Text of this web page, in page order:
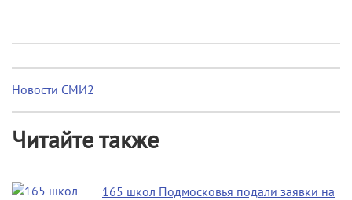
Новости СМИ2
Читайте также
165 школ Подмосковья подали заявки на